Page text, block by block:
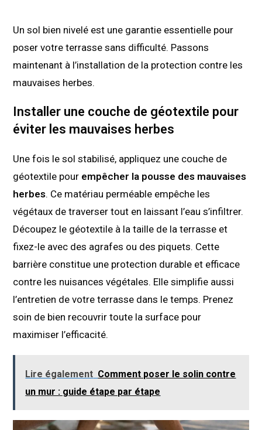
Un sol bien nivelé est une garantie essentielle pour
poser votre terrasse sans difficulté. Passons
maintenant à l’installation de la protection contre les
mauvaises herbes.
Installer une couche de géotextile pour
éviter les mauvaises herbes
Une fois le sol stabilisé, appliquez une couche de
géotextile pour empêcher la pousse des mauvaises
herbes. Ce matériau perméable empêche les
végétaux de traverser tout en laissant l’eau s’infiltrer.
Découpez le géotextile à la taille de la terrasse et
fixez-le avec des agrafes ou des piquets. Cette
barrière constitue une protection durable et efficace
contre les nuisances végétales. Elle simplifie aussi
l’entretien de votre terrasse dans le temps. Prenez
soin de bien recouvrir toute la surface pour
maximiser l’efficacité.
Lire également Comment poser le solin contre
un mur : guide étape par étape